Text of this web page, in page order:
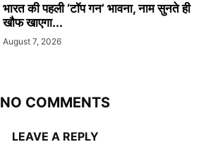
भारत की पहली ‘टॉप गन’ भावना, नाम सुनते ही
खौफ खाएगा...
August 7, 2026
NO COMMENTS
LEAVE A REPLY